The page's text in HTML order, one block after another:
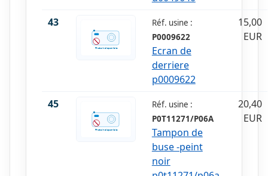
43
Réf. usine :
P0009622
Ecran de
derriere
p0009622
15,00
EUR
45
Réf. usine :
P0T11271/P06A
Tampon de
buse -peint
noir
20,40
EUR